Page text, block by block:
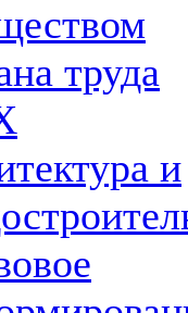
труда
и